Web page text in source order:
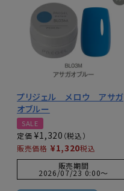
プリジェル メロウ アサガ
オブルー
SALE
定価 ¥1,320
販売価格 ¥1,320税込
販売期間
2026/07/23 0:00〜